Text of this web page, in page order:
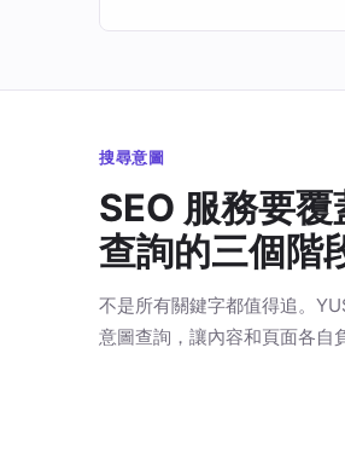
搜尋意圖
SEO 服務要
查詢的三個階
不是所有關鍵字都值得追。
意圖查詢，讓內容和頁面各自